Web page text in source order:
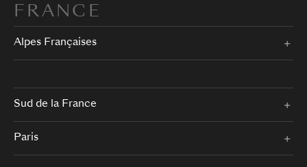
FRANCE
Alpes Françaises
Sud de la France
Paris